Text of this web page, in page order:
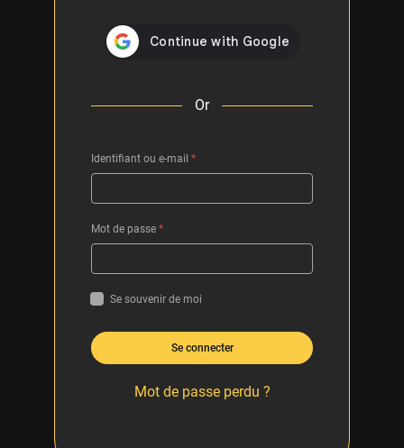
Or
Identifiant ou e-mail *
Mot de passe *
Se souvenir de moi
Se connecter
Mot de passe perdu ?